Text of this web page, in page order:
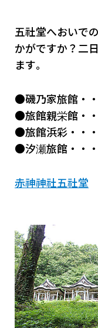
五社堂へおいで
かがですか？二
ます。
●磯乃家旅館・
●旅館親栄館・
●旅館浜彩・・
●汐瀬旅館・・
赤神神社五社堂